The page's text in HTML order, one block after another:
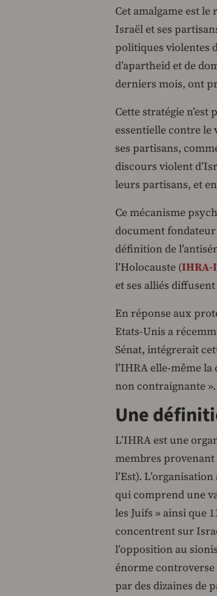
Cet amalgame est
Israël et ses
politiques violentes
d’apartheid et de
derniers mois, ont
Cette stratégie
essentielle contre le
ses partisans,
discours violent
leurs partisans, et
Ce mécanisme
document
définition de
l’Holocauste (IHRA-
et ses alliés
En réponse aux
Etats-Unis a
Sénat, intégrerait
l’IHRA elle-même
non contraignante ».
Une
L’IHRA est une
membres
l’Est).
qui comprend une
les Juifs » ainsi que
concentrent sur
l’opposition au
énorme controverse
par des dizaines de